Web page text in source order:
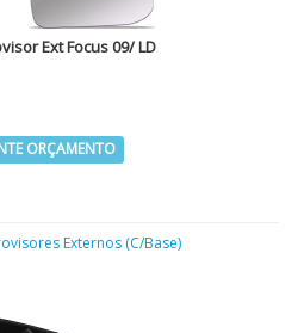
Ext Focus 09/ LD
ORÇAMENTO
Externos (C/Base)